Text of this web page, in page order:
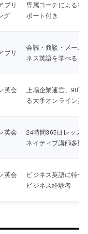
プリ
グ
専属コーチによる毎
ポート付き
プリ
会議・商談・メール
ネス英語を学べる
英会
上場企業運営、90万
る大手オンライン英
英会
24時間365日レッス
ネイティブ講師多数
英会
ビジネス英語に特化
ビジネス経験者